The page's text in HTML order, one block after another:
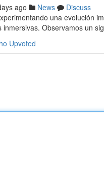
ago News
Discuss
una evolución
Observamos un
Upvoted